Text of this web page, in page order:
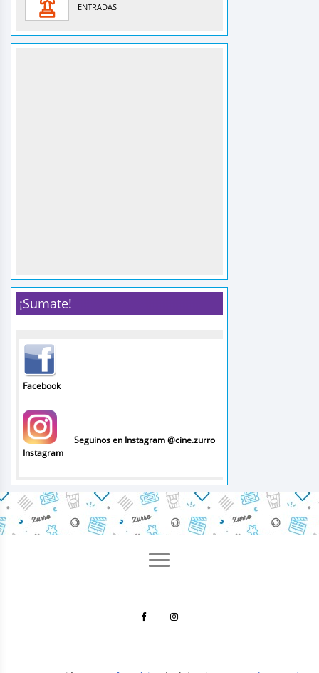
ENTRADAS
¡Sumate!
Facebook
Instagram
Seguinos en Instagram @cine.zurro